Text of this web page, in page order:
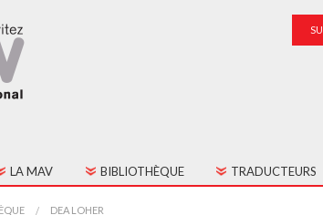
LA MAV BIBLIOTHÈQUE
TOUS LES TEXTES
TRADUCTEURS
DEA LOHER